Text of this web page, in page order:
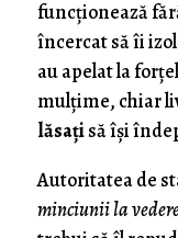
funcționează
încercat să îi
au apelat la
mulțime, chiar
lăsațisă își
Autoritatea de
minciunii la